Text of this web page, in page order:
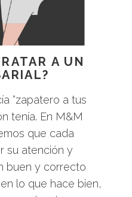
A UN
“zapatero a tus
tenía. En M&M
que cada
su atención y
buen y correcto
lo que hace bien,